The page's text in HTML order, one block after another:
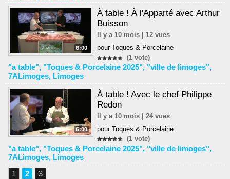
6:00
À table ! À l'Apparté avec Arthur
Buisson
Il y a 10 mois | 12 vues
pour Toques & Porcelaine
(1 vote)
"a table", "Toques & Porcelaine 2025", "ville de limoges",
7ALimoges, Limoges
6:00
À table ! Avec le chef Philippe
Redon
Il y a 10 mois | 24 vues
pour Toques & Porcelaine
(1 vote)
"a table", "Toques & Porcelaine 2025", "ville de limoges",
7ALimoges, Limoges
1
2 3